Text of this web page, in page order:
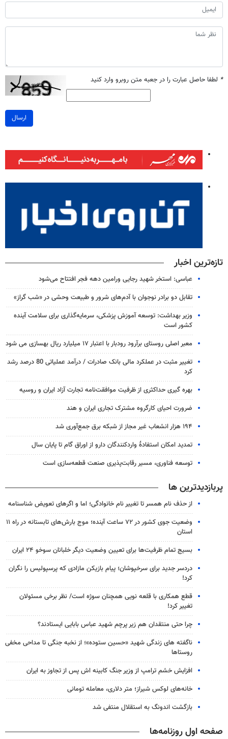
* لطفا حاصل عبارت را در جعبه متن روبرو وارد کنید
ارسال
تازه‌ترین اخبار
عباسی: استخر شهید رجایی ورامین دهه فجر افتتاح می‌شود
تقابل دو برادر نوجوان با آدم‌های شرور و طبیعت وحشی در «شب گراز»
وزیر بهداشت: توسعه آموزش پزشکی، سرمایه‌گذاری برای سلامت آینده
کشور است
معبر اصلی روستای برآرود رودبار با اعتبار ۱۷ میلیارد ریال بهسازی می شود
تغییر مثبت در عملکرد مالی بانک صادرات / درآمد عملیاتی 80 درصد رشد
کرد
بهره گیری حداکثری از ظرفیت موافقت‌نامه تجارت آزاد ایران و روسیه
ضرورت احیای کارگروه مشترک تجاری ایران و هند
۱۹۴ هزار انشعاب غیر مجاز از شبکه برق جمع‌آوری شد
تمدید امکان استفادۀ واردکنندگان دارو از اوراق گام تا پایان سال
توسعه فناوری، مسیر رقابت‌پذیری صنعت قطعه‌سازی است
پربازدیدترین ها
از حذف نام همسر تا تغییر نام خانوادگی؛ اما و اگرهای تعویض شناسنامه
وضعیت جوی کشور در ۷۲ ساعت آینده؛ موج بارش‌های تابستانه در راه ۱۱
استان
بسیج تمام ظرفیت‌ها برای تعیین وضعیت دیگر خلبانان سوخو ۲۴ ایران
دردسر جدید برای سرخپوشان؛ پیام بازیکن مازادی که پرسپولیس را نگران
کرد!
قطع همکاری با قلعه نویی همچنان سوژه است/ نظر برخی مسئولان
تغییر کرد!
چرا حتی منتقدان هم زیر پرچم شهید عباس بابایی ایستادند؟
ناگفته های زندگی شهید «حسین ستوده»؛ از نخبه جنگی تا مداحی مخفی
روستاها
افزایش خشم ترامپ از وزیر جنگ کابینه اش پس از تجاوز به ایران
خانه‌های لوکس شیراز؛ متر دلاری، معامله تومانی
بازگشت اندونگ به استقلال منتفی شد
صفحه اول روزنامه‌ها